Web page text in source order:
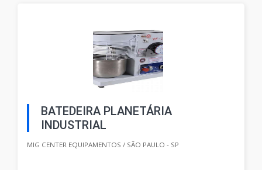
BATEDEIRA PLANETÁRIA
INDUSTRIAL
MIG CENTER EQUIPAMENTOS / SÃO PAULO - SP